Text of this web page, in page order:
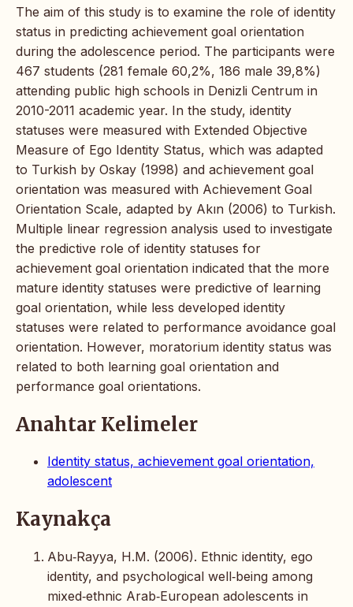
The aim of this study is to examine the role of identity
status in predicting achievement goal orientation
during the adolescence period. The participants were
467 students (281 female 60,2%, 186 male 39,8%)
attending public high schools in Denizli Centrum in
2010-2011 academic year. In the study, identity
statuses were measured with Extended Objective
Measure of Ego Identity Status, which was adapted
to Turkish by Oskay (1998) and achievement goal
orientation was measured with Achievement Goal
Orientation Scale, adapted by Akın (2006) to Turkish.
Multiple linear regression analysis used to investigate
the predictive role of identity statuses for
achievement goal orientation indicated that the more
mature identity statuses were predictive of learning
goal orientation, while less developed identity
statuses were related to performance avoidance goal
orientation. However, moratorium identity status was
related to both learning goal orientation and
performance goal orientations.
Anahtar Kelimeler
Identity status, achievement goal orientation,
adolescent
Kaynakça
Abu‐Rayya, H.M. (2006). Ethnic identity, ego
identity, and psychological well‐being among
mixed‐ethnic Arab‐European adolescents in